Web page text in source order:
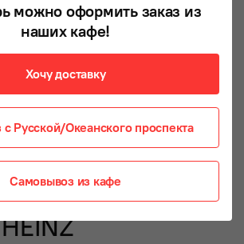
можно оформить заказ из
наших кафе!
Хочу доставку
Русской/Океанского проспекта
Самовывоз из кафе